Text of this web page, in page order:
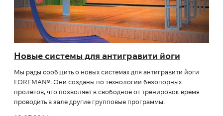
Новые системы для антигравити йоги
Мы рады сообщить о новых системах для антигравити йоги
FOREMAN®. Они созданы по технологии безопорных
пролётов, что позволяет в свободное от тренировок время
проводить в зале другие групповые программы.